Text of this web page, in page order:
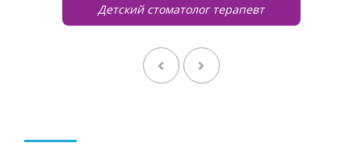
Детский стоматолог терапевт